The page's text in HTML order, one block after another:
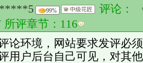
99% 评论：
评章节： 116
论环境，网站要求发评必
用户后台自己可见，对其